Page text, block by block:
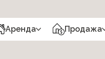
Аренда Продажа